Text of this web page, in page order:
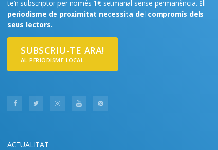
te’n subscriptor per només 1€ setmanal sense permanència. El
periodisme de proximitat necessita del compromís dels
seus lectors.
SUBSCRIU-TE ARA!
AL PERIODISME LOCAL
ACTUALITAT